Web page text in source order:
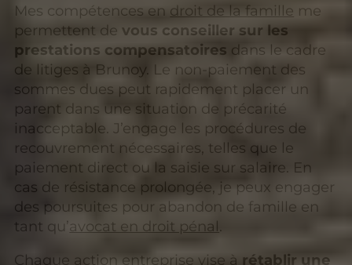
Mes compétences en droit de la famille me
permettent devous conseiller sur les
prestations compensatoires dans le cadre
de litiges à Brunoy. Le non-paiement des
sommes dues peut rapidement placer un
parent dans une situation de précarité
inacceptable. J’engage les procédures de
recouvrement nécessaires, telles que le
paiement direct ou la saisie sur salaire. En
cas de résistance prolongée, je peux engager
des poursuites pour abandon de famille en
tant qu’avocat en droit pénal.
Chaque action entreprise vise à rétablir une